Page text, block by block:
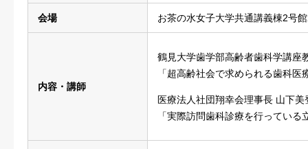
会場 お茶の水女子大学共通講義棟2号
内容・講師
鶴見大学歯学部高齢者歯科学講座
「超高齢社会で求められる歯科医
医療法人社団翔幸会理事長 山下美
「実際訪問歯科診療を行っている